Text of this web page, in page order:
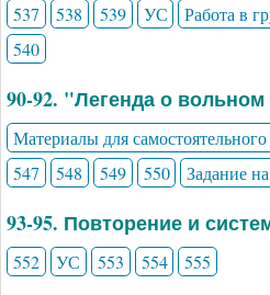
537
538 539 УС Работа в
540
90-92. "Легенда о
Материалы для
547
548 549 550 Задание
93-95. Повторение и
552 УС 553 554 555